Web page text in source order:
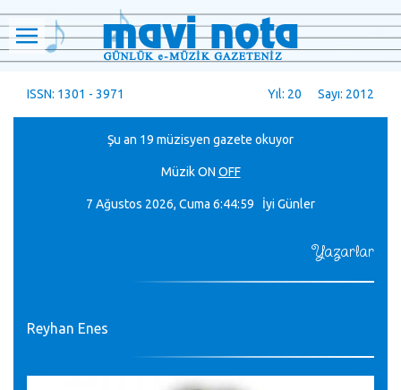
ISSN: 1301 - 3971 Yıl: 20 Sayı: 2012
Şu an 19 müzisyen gazete okuyor
MüzikON OFF
7 Ağustos 2026, Cuma 6:45:00 İyi Günler
Yazarlar
Reyhan Enes